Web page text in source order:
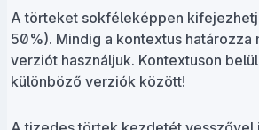
A törteket sokféleképpen
50%). Mindig a kontextus határozza
verziót használjuk. Kontextuson
különböző verziók között!